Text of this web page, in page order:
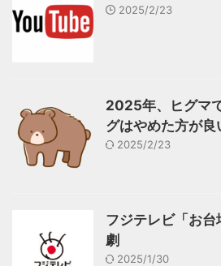
2025/2/23
2025年、ヒグマ
グはやめた方が良
2025/2/23
フジテレビ「お
劇
2025/1/30